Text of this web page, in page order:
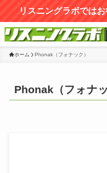
リスニングラボでは
ホーム Phonak（フォナック）
Phonak（フォナッ